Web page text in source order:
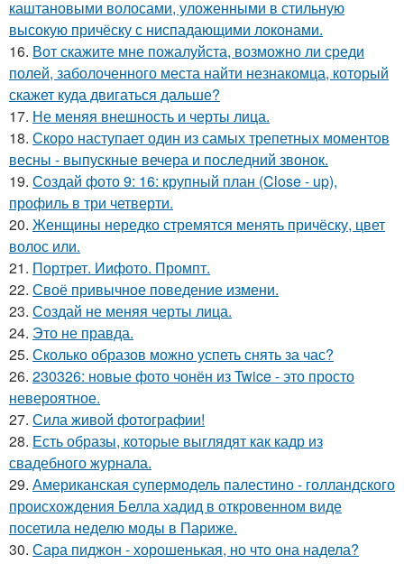
каштановыми волосами, уложенными в стильную
высокую причёску с ниспадающими локонами.
16. Вот скажите мне пожалуйста, возможно ли среди
полей, заболоченного места найти незнакомца, который
скажет куда двигаться дальше?
17. Не меняя внешность и черты лица.
18. Скоро наступает один из самых трепетных моментов
весны - выпускные вечера и последний звонок.
19. Создай фото 9: 16: крупный план (Close - up),
профиль в три четверти.
20. Женщины нередко стремятся менять причёску, цвет
волос или.
21. Портрет. Иифото. Промпт.
22. Своё привычное поведение измени.
23. Создай не меняя черты лица.
24. Это не правда.
25. Сколько образов можно успеть снять за час?
26. 230326: новые фото чонён из Twice - это просто
невероятное.
27. Сила живой фотографии!
28. Есть образы, которые выглядят как кадр из
свадебного журнала.
29. Американская супермодель палестино - голландского
происхождения Белла хадид в откровенном виде
посетила неделю моды в Париже.
30. Сара пиджон - хорошенькая, но что она надела?